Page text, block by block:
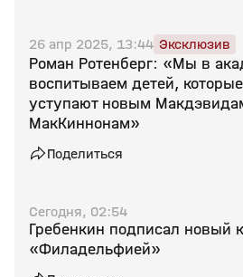
26 апр 2025, 13:44 Эксклюзив
Роман Ротенберг: «Мы в
воспитываем детей,
уступают новым
МакКиннонам»
Поделиться
Сегодня, 02:54
Гребенкин подписал новый
«Филадельфией»